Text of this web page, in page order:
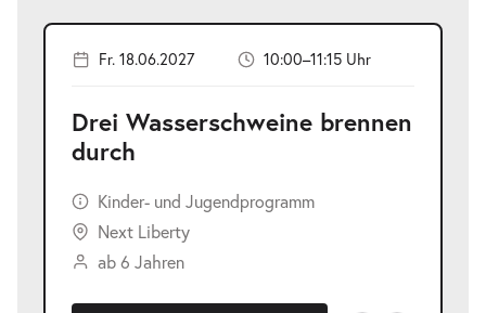
Fr. 18.06.2027 10:00–11:15 Uhr
Drei Wasserschweine brennen
durch
Kinder- und Jugendprogramm
Next Liberty
ab 6 Jahren